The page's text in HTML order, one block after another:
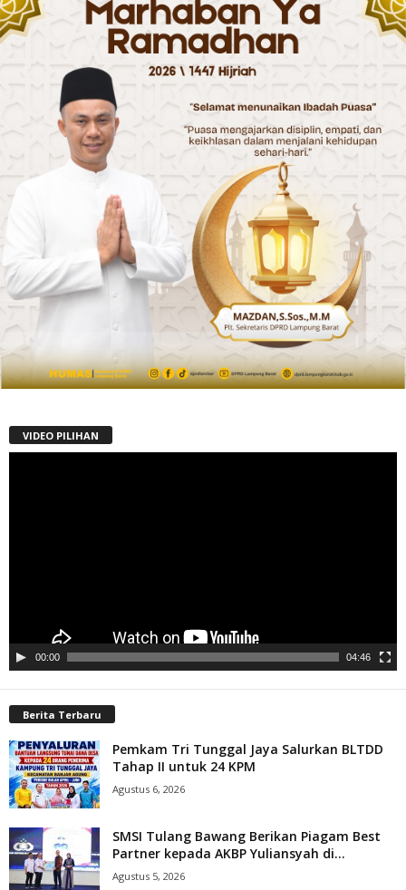
VIDEO PILIHAN
00:00 04:46
Berita Terbaru
Pemkam Tri Tunggal Jaya Salurkan BLTDD
Tahap II untuk 24 KPM
Agustus 6, 2026
SMSI Tulang Bawang Berikan Piagam Best
Partner kepada AKBP Yuliansyah di...
Agustus 5, 2026